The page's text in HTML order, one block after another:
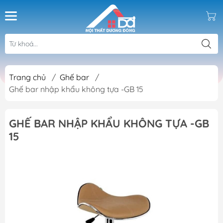
Trang chủ / Ghế bar
/
Ghế bar nhập khẩu không tựa -GB 15
GHẾ BAR NHẬP KHẨU KHÔNG TỰA -GB
15